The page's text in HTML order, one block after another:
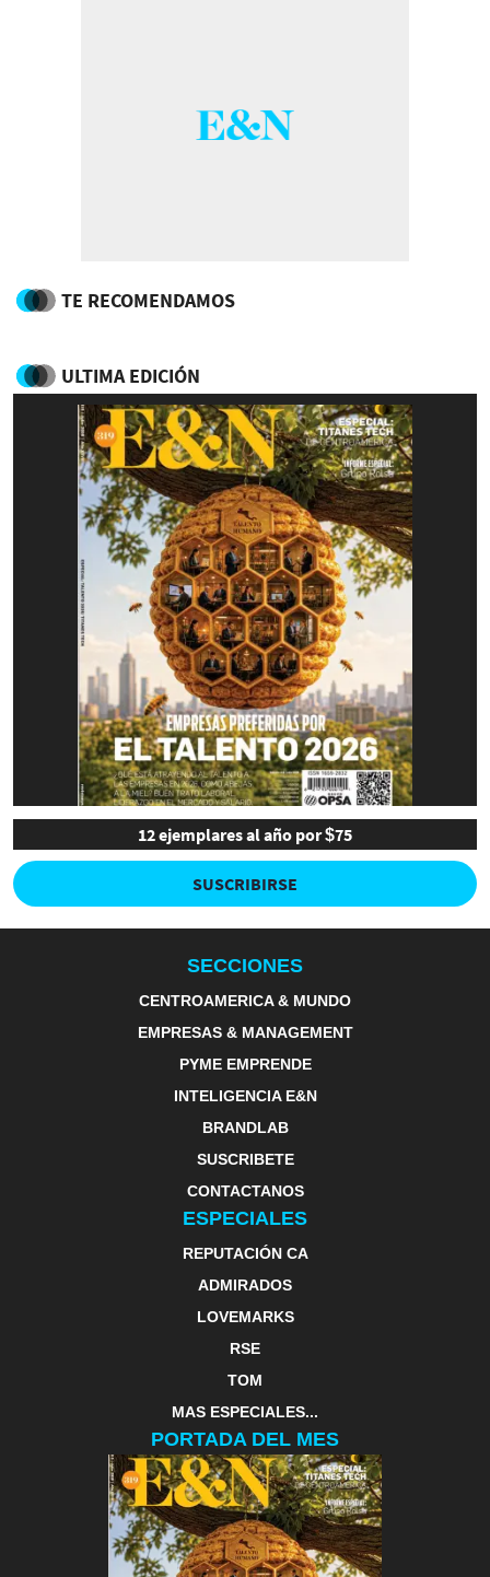
TE RECOMENDAMOS
ULTIMA EDICIÓN
12 ejemplares al año por $75
SUSCRIBIRSE
SECCIONES
CENTROAMERICA & MUNDO
EMPRESAS & MANAGEMENT
PYME EMPRENDE
INTELIGENCIA E&N
BRANDLAB
SUSCRIBETE
CONTACTANOS
ESPECIALES
REPUTACIÓN CA
ADMIRADOS
LOVEMARKS
RSE
TOM
MAS ESPECIALES...
PORTADA DEL MES